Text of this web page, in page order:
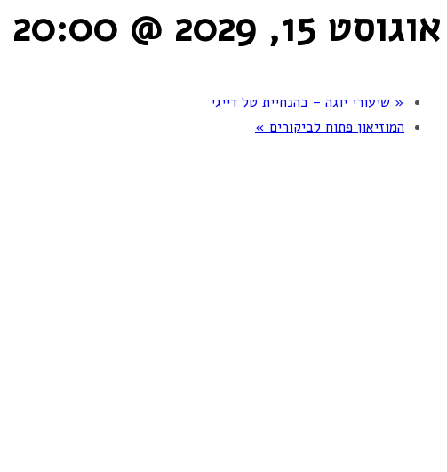
אוגוסט 15, 2029 @ 20:00
« שיעורי יוגה – בהנחיית טל דייגי
המוזיאון פתוח לביקורים »